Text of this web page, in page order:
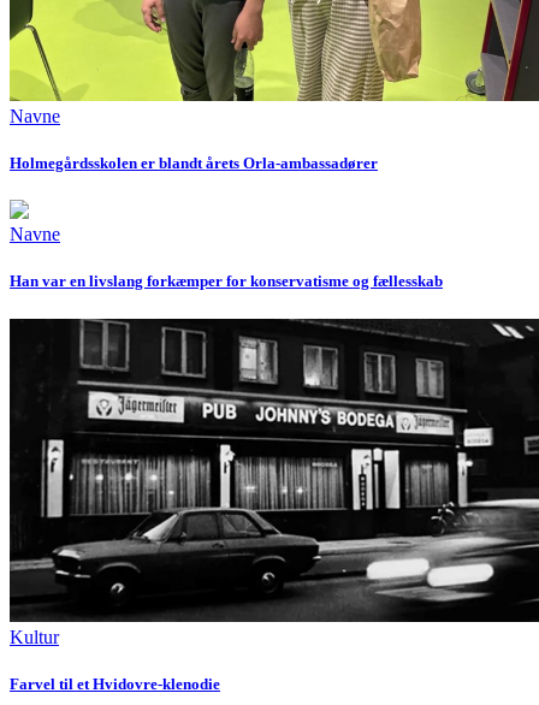
Navne
Holmegårdsskolen er blandt årets Orla-ambassadører
Navne
Han var en livslang forkæmper for konservatisme og fællesskab
Kultur
Farvel til et Hvidovre-klenodie